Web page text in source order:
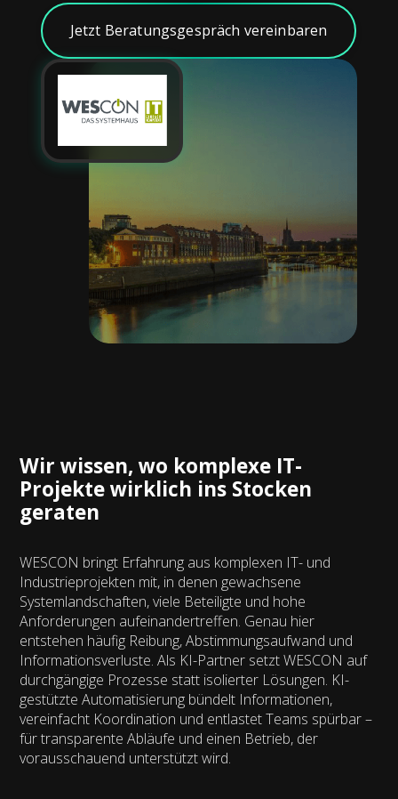
Jetzt Beratungsgespräch vereinbaren
Wir wissen, wo komplexe IT-
Projekte wirklich ins Stocken
geraten
WESCON bringt Erfahrung aus komplexen IT- und
Industrieprojekten mit, in denen gewachsene
Systemlandschaften, viele Beteiligte und hohe
Anforderungen aufeinandertreffen. Genau hier
entstehen häufig Reibung, Abstimmungsaufwand und
Informationsverluste. Als KI-Partner setzt WESCON auf
durchgängige Prozesse statt isolierter Lösungen. KI-
gestützte Automatisierung bündelt Informationen,
vereinfacht Koordination und entlastet Teams spürbar –
für transparente Abläufe und einen Betrieb, der
vorausschauend unterstützt wird.